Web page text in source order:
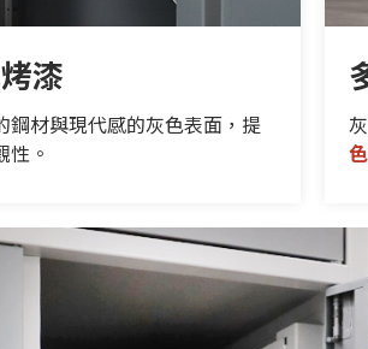
漆
鋼材與現代感的灰色表面，提
性。